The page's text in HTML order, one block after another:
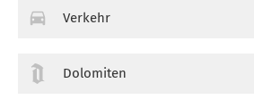
Verkehr
Dolomiten